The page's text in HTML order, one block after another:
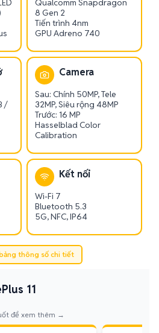
Qualcomm Snapdragon
8 Gen 2
Tiến trình 4nm
GPU Adreno 740
/
Camera
Sau: Chính 50MP, Tele
32MP, Siêu rộng 48MP
Trước: 16 MP
Hasselblad Color
Calibration
Kết nối
Wi-Fi 7
Bluetooth 5.3
5G, NFC, IP64
thông số chi tiết
11
để xem thêm →